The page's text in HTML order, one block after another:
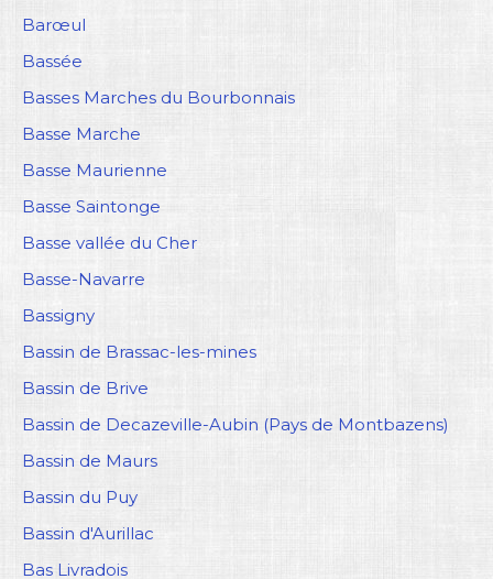
Barœul
Bassée
Basses Marches du Bourbonnais
Basse Marche
Basse Maurienne
Basse Saintonge
Basse vallée du Cher
Basse-Navarre
Bassigny
Bassin de Brassac-les-mines
Bassin de Brive
Bassin de Decazeville-Aubin (Pays de Montbazens)
Bassin de Maurs
Bassin du Puy
Bassin d'Aurillac
Bas Livradois